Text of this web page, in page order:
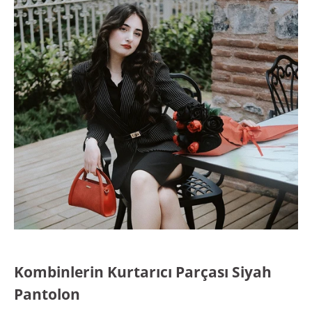
Kombinlerin Kurtarıcı Parçası Siyah
Pantolon